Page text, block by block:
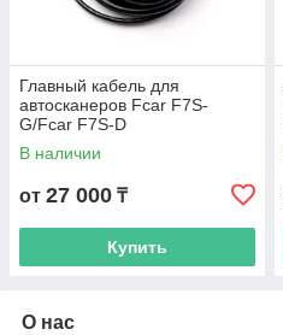
Главный кабель для
автосканеров Fcar F7S-
G/Fcar F7S-D
В наличии
от 27 000 ₸
Купить
О нас